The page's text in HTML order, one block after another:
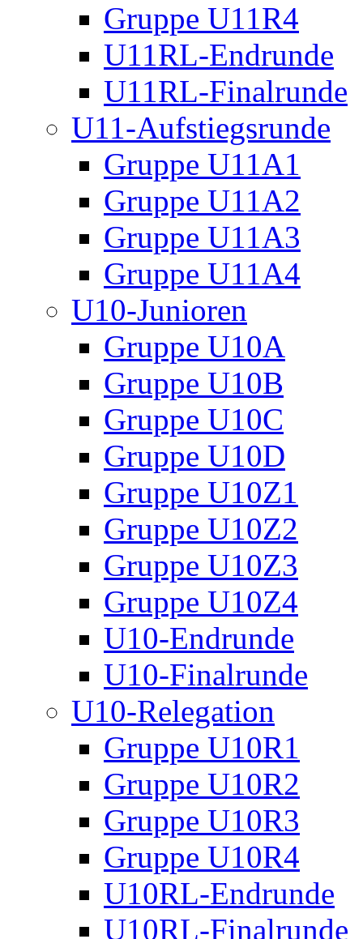
Gruppe U11R4
U11RL-Endrunde
U11RL-Finalrunde
U11-Aufstiegsrunde
Gruppe U11A1
Gruppe U11A2
Gruppe U11A3
Gruppe U11A4
U10-Junioren
Gruppe U10A
Gruppe U10B
Gruppe U10C
Gruppe U10D
Gruppe U10Z1
Gruppe U10Z2
Gruppe U10Z3
Gruppe U10Z4
U10-Endrunde
U10-Finalrunde
U10-Relegation
Gruppe U10R1
Gruppe U10R2
Gruppe U10R3
Gruppe U10R4
U10RL-Endrunde
U10RL-Finalrunde